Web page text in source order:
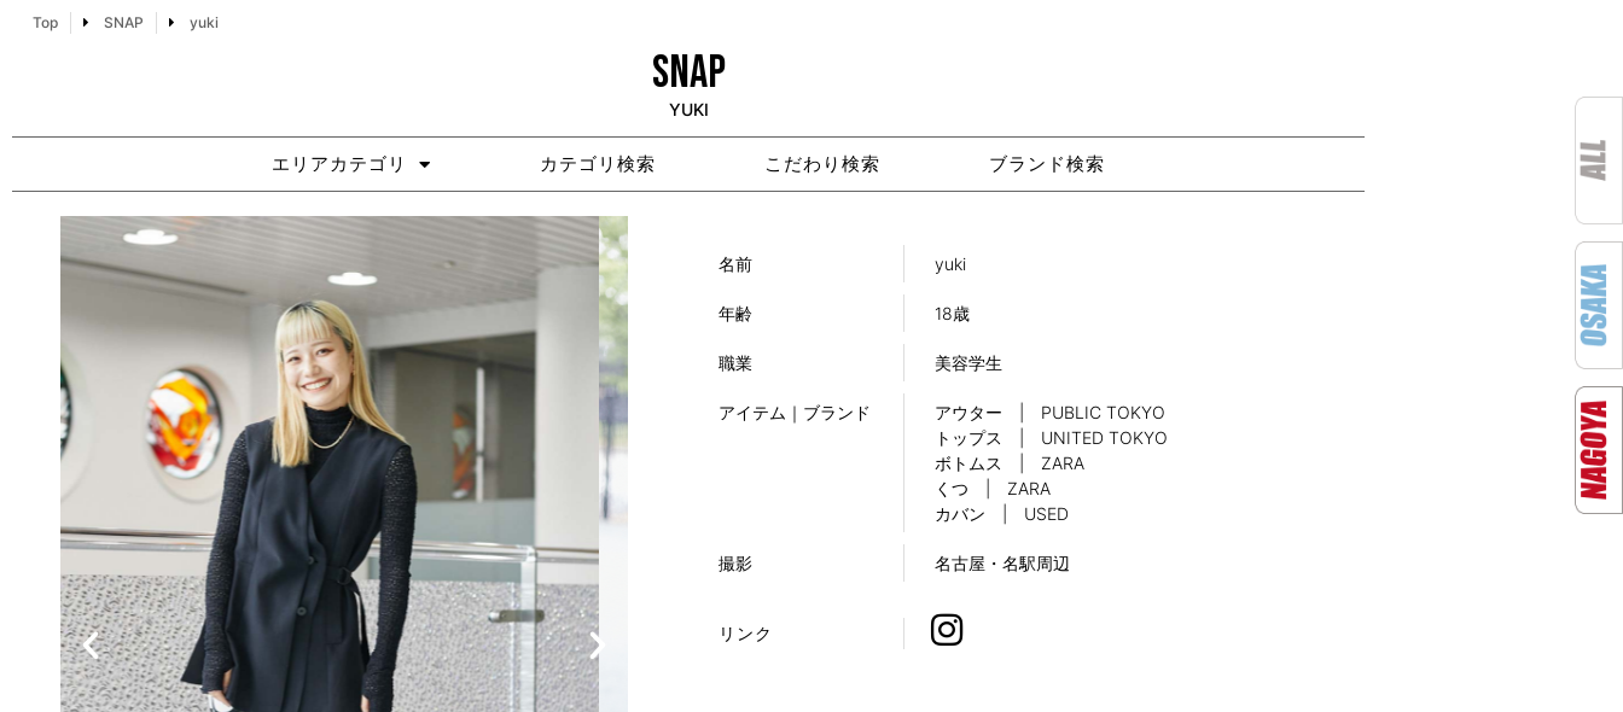
Top SNAP yuki
SNAP
YUKI
エリアカテゴリ カテゴリ検索 こだわり検索 ブランド検索
名前 yuki
年齢 18歳
職業 美容学生
アイテム｜ブランド
アウター | PUBLIC TOKYO
トップス | UNITED TOKYO
ボトムス | ZARA
くつ | ZARA
カバン | USED
撮影 名古屋・名駅周辺
リンク